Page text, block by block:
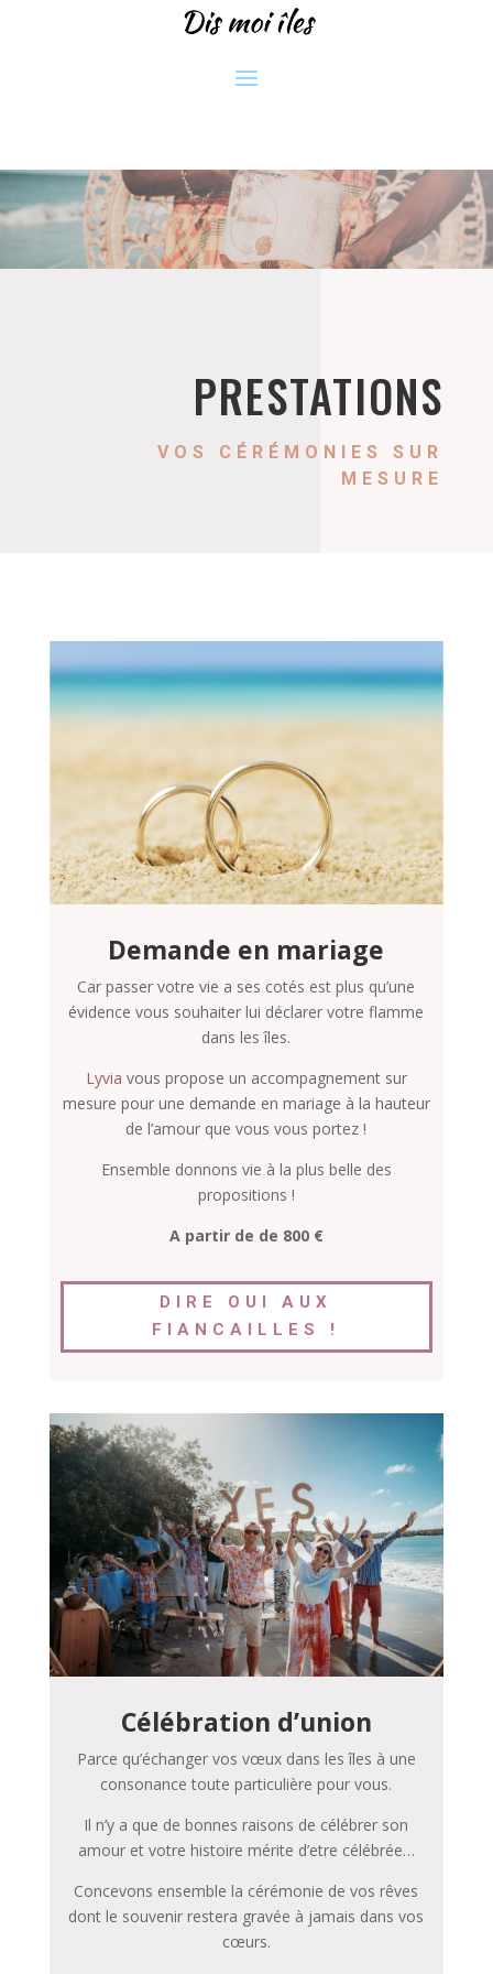
PRESTATIONS
VOS CÉRÉMONIES SUR
MESURE
Demande en mariage
Car passer votre vie a ses cotés est plus qu’une
évidence vous souhaiter lui déclarer votre flamme
dans les îles.
Lyvia vous propose un accompagnement sur
mesure pour une demande en mariage à la hauteur
de l’amour que vous vous portez !
Ensemble donnons vie à la plus belle des
propositions !
A partir de de 800 €
DIRE OUI AUX
FIANCAILLES !
Célébration d’union
Parce qu’échanger vos vœux dans les îles à une
consonance toute particulière pour vous.
Il n’y a que de bonnes raisons de célébrer son
amour et votre histoire mérite d’etre célébrée…
Concevons ensemble la cérémonie de vos rêves
dont le souvenir restera gravée à jamais dans vos
cœurs.